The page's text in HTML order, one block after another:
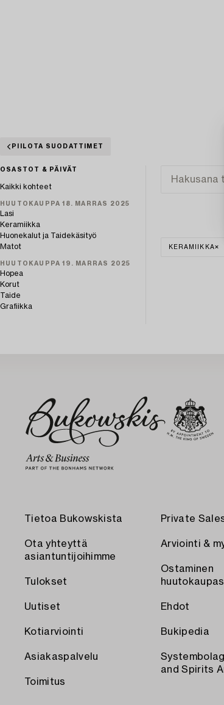
PIILOTA SUODATTIMET
OSASTOT & PÄIVÄT
Kaikki kohteet
HUUTOKAUPPA 18. MARRAS 2025
Lasi
Keramiikka
Huonekalut ja Taidekäsityö
Matot
HUUTOKAUPPA 19. MARRAS 2025
Hopea
Korut
Taide
Grafiikka
KERAMIIKKA
Tietoa Bukowskista
Ota yhteyttä
asiantuntijoihimme
Tulokset
Uutiset
Kotiarviointi
Asiakaspalvelu
Toimitus
Private
Arviointi &
Ostaminen
Ehdot
Bukipedia
and Spirits